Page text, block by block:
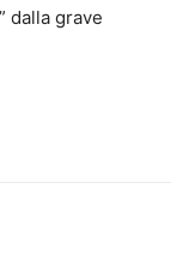
dalla grave